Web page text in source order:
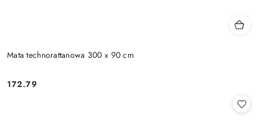
Mata technorattanowa 300 x 90 cm
Cena:
172.79